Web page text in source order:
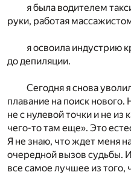
я была водителем
руки, работая
я освоила индустрию
до депиляции.
Сегодня я снова
плавание на поиск нового.
не с нулевой точки и не из
чего-то там еще». Это
Я не знаю, что ждет меня
очередной вызов судьбы.
все самое лучшее из